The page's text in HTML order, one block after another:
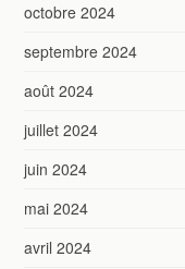
octobre 2024
septembre 2024
août 2024
juillet 2024
juin 2024
mai 2024
avril 2024